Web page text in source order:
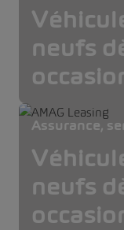
neufs
Assurance,
neufs